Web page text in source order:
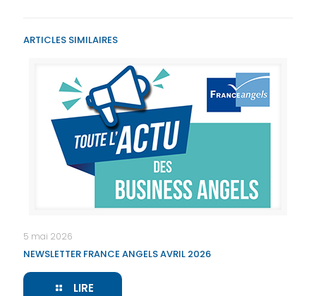
ARTICLES SIMILAIRES
5 mai 2026
NEWSLETTER FRANCE ANGELS AVRIL 2026
LIRE